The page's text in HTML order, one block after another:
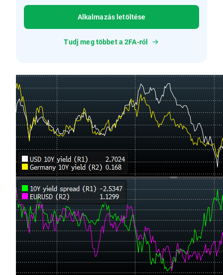
Alkalmazás letöltése
Tudj meg többet a 2FA-ról